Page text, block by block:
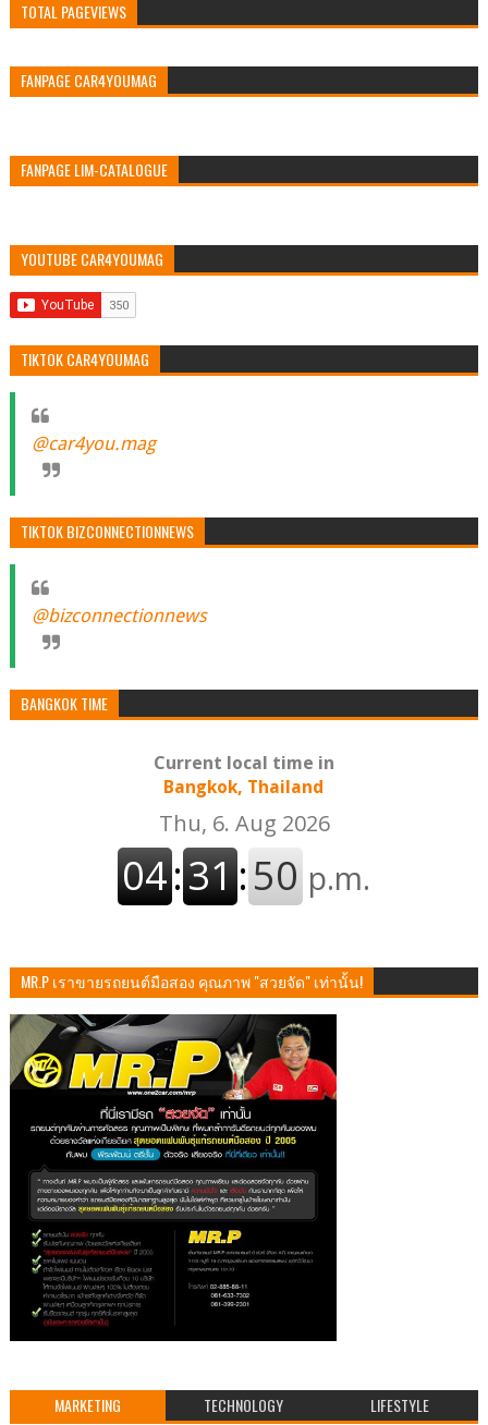
TOTAL PAGEVIEWS
FANPAGE CAR4YOUMAG
FANPAGE LIM-CATALOGUE
YOUTUBE CAR4YOUMAG
TIKTOK CAR4YOUMAG
@car4you.mag
TIKTOK BIZCONNECTIONNEWS
@bizconnectionnews
BANGKOK TIME
Current local time in
Bangkok, Thailand
MR.P เราขายรถยนต์มือสอง คุณภาพ "สวยจัด" เท่านั้น!
MARKETING TECHNOLOGY LIFESTYLE